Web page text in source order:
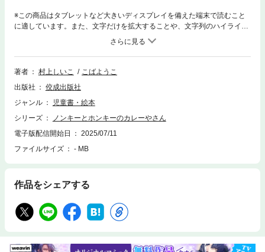
※この商品はタブレットなど大きいディスプレイを備えた端末で読むこと
に適しています。また、文字だけを拡大することや、文字列のハイライ
ト、検索、辞書の参照、引用などの機能が使用できません。のんびり屋の
ノンキーと、しっかり者のホンキーは、カレー屋さんをはじめることにし
ました。ノンキーはいつもホンキーに怒られてばかり。でも、ノンキーに
はノンキーの言い分があります。気まずい雰囲気のまま、ついに開店当日
互いのことが好きなノンキーとホンキーの心温まるお話です。
著者 村上しいこ
こばようこ
出版社
佼成出版社
ジャンル
児童書・絵本
シリーズ
ノンキーとホンキーのカレーやさん
電子版配信開始日
2025/07/11
ファイルサイズ
- MB
作品をシェアする